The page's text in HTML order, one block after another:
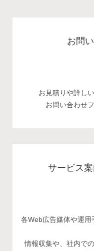
お問
お見積りや詳し
お問い合わせ
サービス
各Web広告媒体や運
情報収集や、社内で